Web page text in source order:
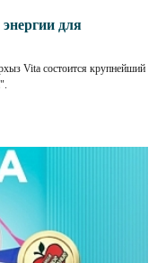
для
Vita состоится крупнейший